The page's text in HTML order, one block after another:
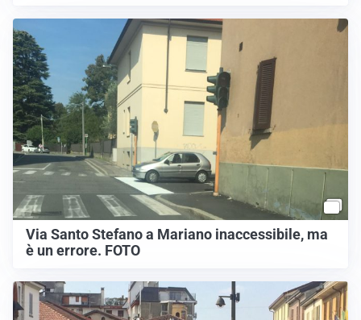
Via Santo Stefano a Mariano inaccessibile, ma
è un errore. FOTO